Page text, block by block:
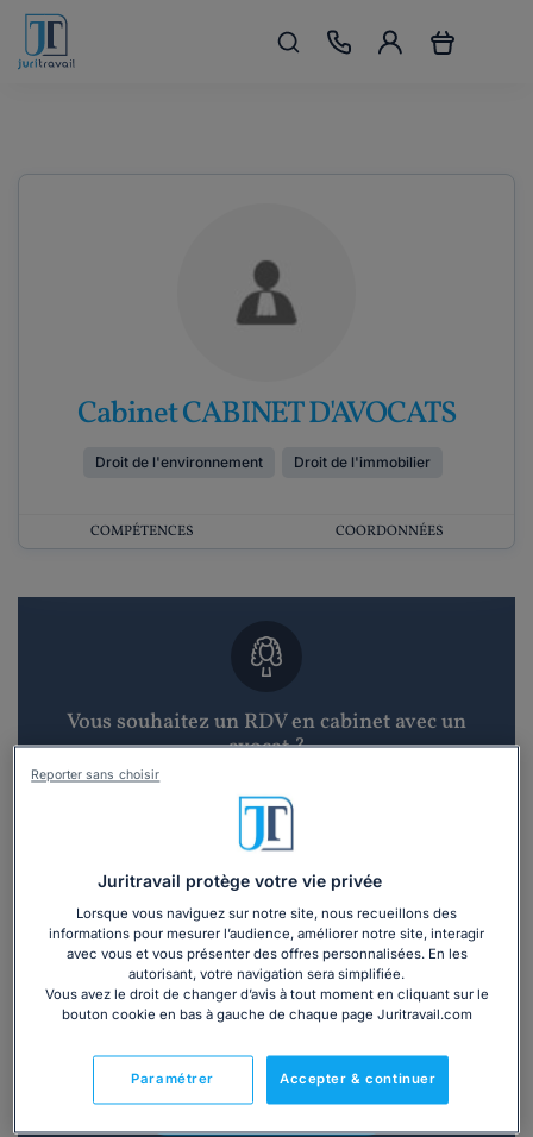
Cabinet CABINET D'AVOCATS
Droit de l'environnement Droit de l'immobilier
COMPÉTENCES COORDONNÉES
Vous souhaitez un RDV en cabinet avec un
avocat ?
Recevoir des devis d'avocats
Vous souhaitez une consultation par
téléphone ?
Consulter immédiatement
Juritravail protège votre vie privée
Lorsque vous naviguez sur notre site, nous recueillons des
informations pour mesurer l’audience, améliorer notre site, interagir
avec vous et vous présenter des offres personnalisées. En les
autorisant, votre navigation sera simplifiée.
Vous avez le droit de changer d’avis à tout moment en cliquant sur le
bouton cookie en bas à gauche de chaque page Juritravail.com
Accepter & continuer
Paramétrer
Reporter sans choisir